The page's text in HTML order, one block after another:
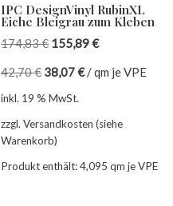
IPC DesignVinyl RubinXL
Eiche Bleigrau zum Kleben
174,83€ 155,89€
42,70€ 38,07€/qm je VPE
inkl. 19 % MwSt.
zzgl. Versandkosten (siehe
Warenkorb)
Produkt enthält: 4,095qm je VPE